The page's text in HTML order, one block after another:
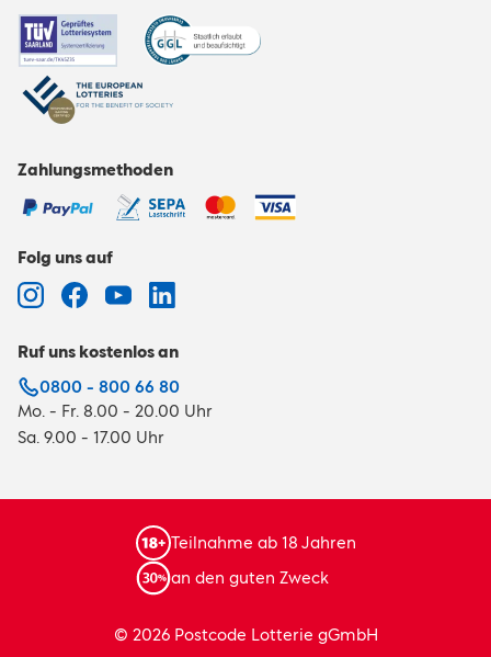
Zahlungsmethoden
Folg uns auf
Ruf uns kostenlos an
0800 - 800 66 80
Mo. - Fr. 8.00 - 20.00 Uhr
Sa. 9.00 - 17.00 Uhr
Teilnahme ab 18 Jahren
an den guten Zweck
© 2026 Postcode Lotterie gGmbH